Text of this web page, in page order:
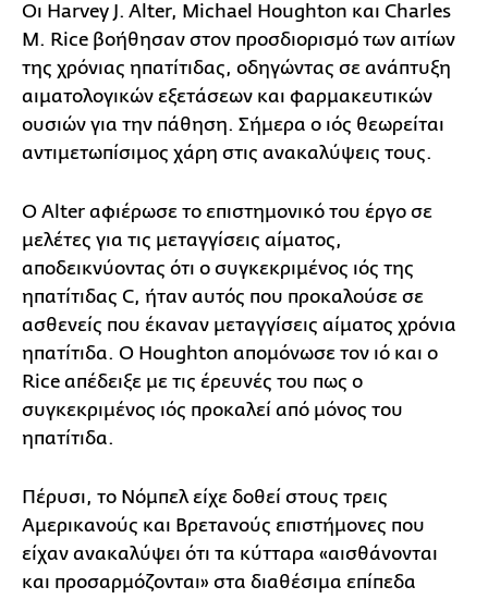
Οι Harvey J. Alter, Michael Houghton και Charles
M. Rice βοήθησαν στον προσδιορισμό των αιτίων
της χρόνιας ηπατίτιδας, οδηγώντας σε ανάπτυξη
αιματολογικών εξετάσεων και φαρμακευτικών
ουσιών για την πάθηση. Σήμερα ο ιός θεωρείται
αντιμετωπίσιμος χάρη στις ανακαλύψεις τους.
Ο Alter αφιέρωσε το επιστημονικό του έργο σε
μελέτες για τις μεταγγίσεις αίματος,
αποδεικνύοντας ότι ο συγκεκριμένος ιός της
ηπατίτιδας C, ήταν αυτός που προκαλούσε σε
ασθενείς που έκαναν μεταγγίσεις αίματος χρόνια
ηπατίτιδα. Ο Houghton απομόνωσε τον ιό και ο
Rice απέδειξε με τις έρευνές του πως ο
συγκεκριμένος ιός προκαλεί από μόνος του
ηπατίτιδα.
Πέρυσι, το Νόμπελ είχε δοθεί στους τρεις
Αμερικανούς και Βρετανούς επιστήμονες που
είχαν ανακαλύψει ότι τα κύτταρα «αισθάνονται
και προσαρμόζονται» στα διαθέσιμα επίπεδα